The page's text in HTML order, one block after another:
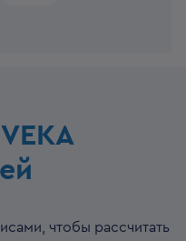
чтобы рассчитать